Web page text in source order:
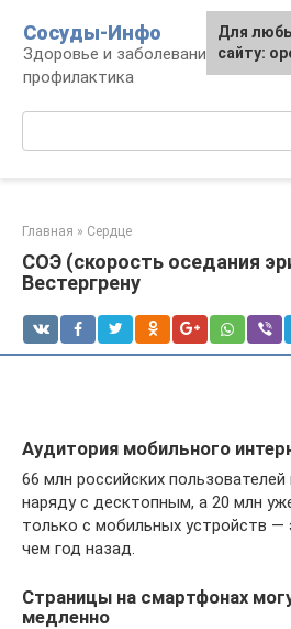
контенту
Сосуды-Инфо
Здоровье и заболевания сосудов
профилактика
Главная » Сердце
СОЭ (скорость оседания
Вестергрену
Аудитория мобильного
66 млн российских
наряду с десктопным, а 20 млн
только с мобильных устройств —
чем год назад.
Страницы на смартфонах
медленно
Для
сайту: